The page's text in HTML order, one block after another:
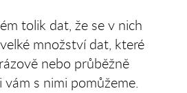
tolik dat, že se v nich
množství dat, které
nebo průběžně
vám s nimi pomůžeme.